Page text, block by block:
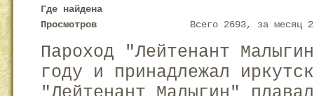
Где найдена
Просмотров
Всего 2693, за месяц
Пароход "Лейтенант
году и принадлежал